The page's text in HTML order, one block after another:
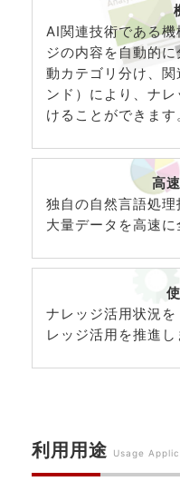
AI関連技術である
ジの内容を自動的
動カテゴリ分け、
ンド）により、ナ
けることができます
高
独自の自然言語処
大量データを高速に
ナレッジ活用状況
レッジ活用を推進し
利用用途 Usage